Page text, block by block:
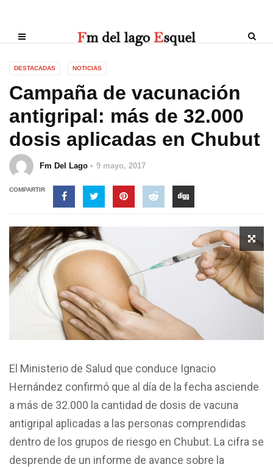
DESTACADAS NOTICIAS
Campaña de vacunación
antigripal: más de 32.000
dosis aplicadas en Chubut
Fm Del Lago 9 mayo, 2017
COMPARTIR
El Ministerio de Salud que conduce Ignacio
Hernández confirmó que al día de la fecha asciende
a más de 32.000 la cantidad de dosis de vacuna
antigripal aplicadas a las personas comprendidas
dentro de los grupos de riesgo en Chubut. La cifra se
desprende de un informe de avance sobre la